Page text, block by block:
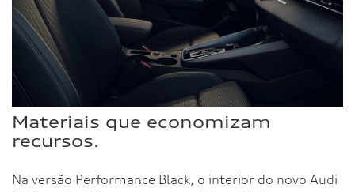
Materiais que economizam
recursos.
Na versão Performance Black, o interior do novo Audi